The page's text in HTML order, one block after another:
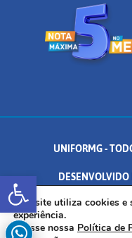
Abrir a barra
UNIFORMG -
AV. DR. ARNALDO DE
Este site utiliza cookies e
experiência.
Acesse nossa Política de